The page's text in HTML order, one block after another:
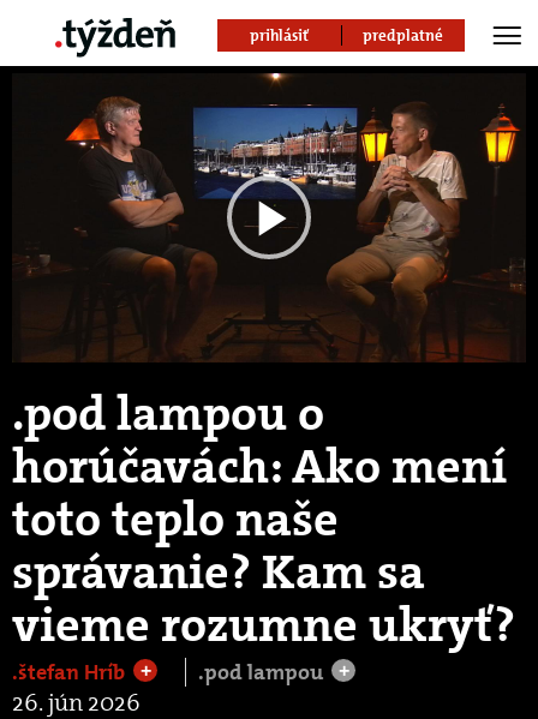
prihlásiť predplatné
Play
Video
.pod lampou o
horúčavách: Ako mení
toto teplo naše
správanie? Kam sa
vieme rozumne ukryť?
.štefan Hríb + .pod lampou +
26. jún 2026